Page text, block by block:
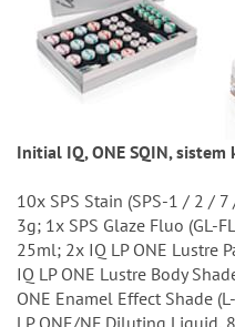
Initial IQ, ONE SQIN,
10x SPS Stain (SPS-1 / 2 /
3g; 1x SPS Glaze Fluo (GL-
25ml; 2x IQ LP ONE Lustre
IQ LP ONE Lustre Body
ONE Enamel Effect Shade